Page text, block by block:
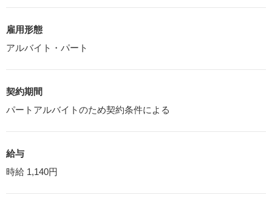
雇用形態
アルバイト・パート
契約期間
パートアルバイトのため契約条件による
給与
時給 1,140円